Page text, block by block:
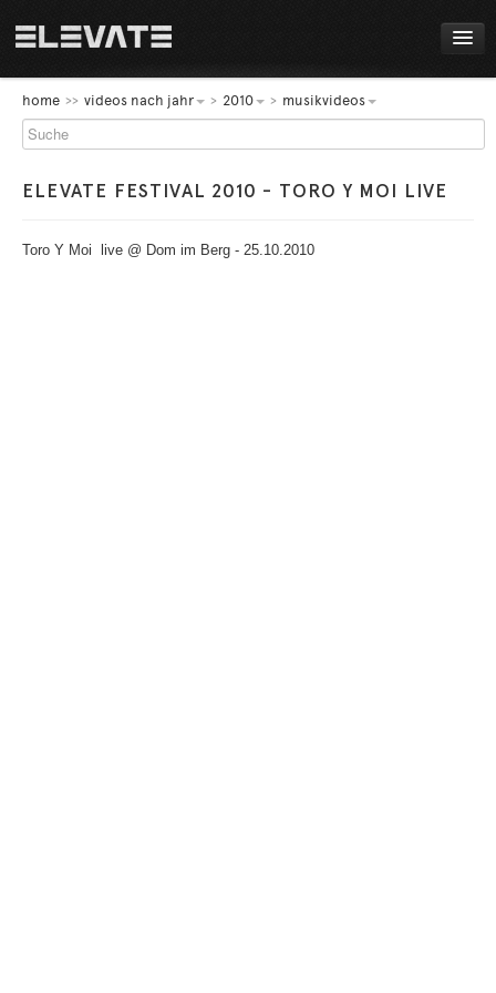
FESTIVAL
PROGRAMM
LIVE!
NEWS
home videos nach jahr 2010 musikvideos
ELEVATE FESTIVAL 2010 - TORO Y MOI LIVE
Toro Y Moi live @ Dom im Berg - 25.10.2010